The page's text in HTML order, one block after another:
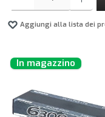
Aggiungi alla lista dei
In magazzino